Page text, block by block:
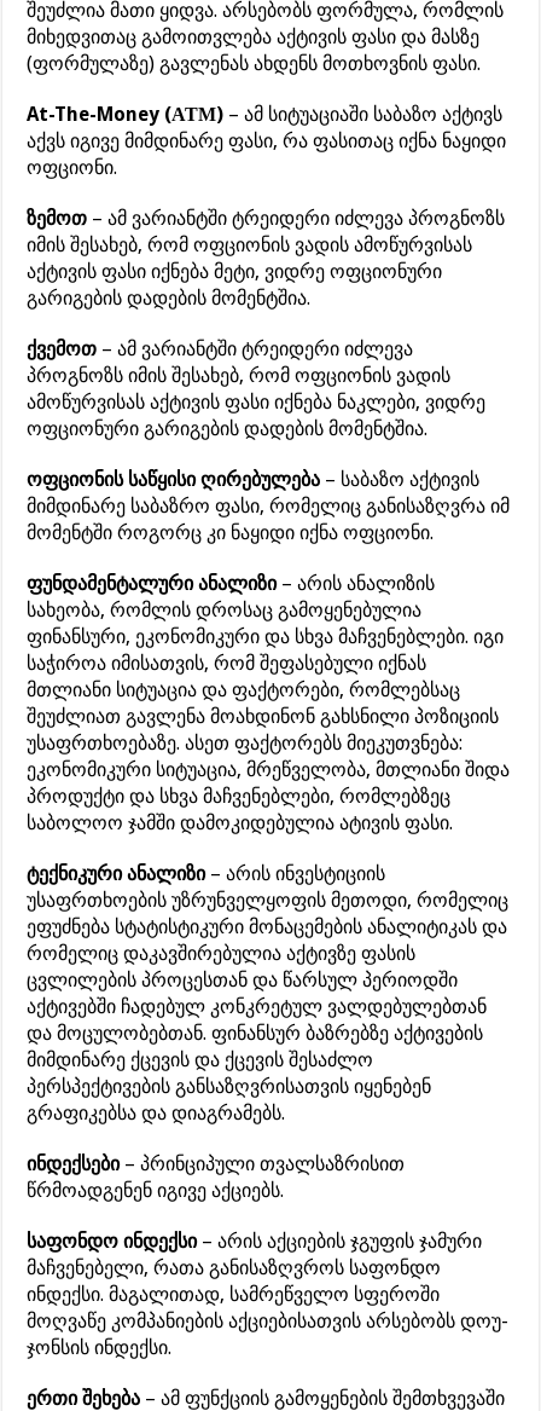
შეუძლია მათი ყიდვა. არსებობს ფორმულა, რომლის
მიხედვითაც გამოითვლება აქტივის ფასი და მასზე
(ფორმულაზე) გავლენას ახდენს მოთხოვნის ფასი.
At-The-Money (АТМ) – ამ სიტუაციაში საბაზო აქტივს
აქვს იგივე მიმდინარე ფასი, რა ფასითაც იქნა ნაყიდი
ოფციონი.
ზემოთ – ამ ვარიანტში ტრეიდერი იძლევა პროგნოზს
იმის შესახებ, რომ ოფციონის ვადის ამოწურვისას
აქტივის ფასი იქნება მეტი, ვიდრე ოფციონური
გარიგების დადების მომენტშია.
ქვემოთ – ამ ვარიანტში ტრეიდერი იძლევა
პროგნოზს იმის შესახებ, რომ ოფციონის ვადის
ამოწურვისას აქტივის ფასი იქნება ნაკლები, ვიდრე
ოფციონური გარიგების დადების მომენტშია.
ოფციონის საწყისი ღირებულება – საბაზო აქტივის
მიმდინარე საბაზრო ფასი, რომელიც განისაზღვრა იმ
მომენტში როგორც კი ნაყიდი იქნა ოფციონი.
ფუნდამენტალური ანალიზი– არის ანალიზის
სახეობა, რომლის დროსაც გამოყენებულია
ფინანსური, ეკონომიკური და სხვა მაჩვენებლები. იგი
საჭიროა იმისათვის, რომ შეფასებული იქნას
მთლიანი სიტუაცია და ფაქტორები, რომლებსაც
შეუძლიათ გავლენა მოახდინონ გახსნილი პოზიციის
უსაფრთხოებაზე. ასეთ ფაქტორებს მიეკუთვნება:
ეკონომიკური სიტუაცია, მრეწველობა, მთლიანი შიდა
პროდუქტი და სხვა მაჩვენებლები, რომლებზეც
საბოლოო ჯამში დამოკიდებულია ატივის ფასი.
ტექნიკური ანალიზი– არის ინვესტიციის
უსაფრთხოების უზრუნველყოფის მეთოდი, რომელიც
ეფუძნება სტატისტიკური მონაცემების ანალიტიკას და
რომელიც დაკავშირებულია აქტივზე ფასის
ცვლილების პროცესთან და წარსულ პერიოდში
აქტივებში ჩადებულ კონკრეტულ ვალდებულებთან
და მოცულობებთან. ფინანსურ ბაზრებზე აქტივების
მიმდინარე ქცევის და ქცევის შესაძლო
პერსპექტივების განსაზღვრისათვის იყენებენ
გრაფიკებსა და დიაგრამებს.
ინდექსები– პრინციპული თვალსაზრისით
წრმოადგენენ იგივე აქციებს.
საფონდო ინდექსი– არის აქციების ჯგუფის ჯამური
მაჩვენებელი, რათა განისაზღვროს საფონდო
ინდექსი. მაგალითად, სამრეწველო სფეროში
მოღვაწე კომპანიების აქციებისათვის არსებობს დოუ-
ჯონსის ინდექსი.
ერთი შეხება – ამ ფუნქციის გამოყენების შემთხვევაში